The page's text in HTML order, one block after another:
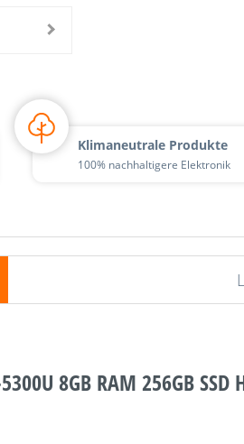
Klimaneutrale Produkte
100% nachhaltigere Elektronik
8GB RAM 256GB SSD